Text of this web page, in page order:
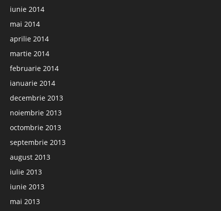
iunie 2014
mai 2014
aprilie 2014
martie 2014
februarie 2014
ianuarie 2014
decembrie 2013
noiembrie 2013
octombrie 2013
septembrie 2013
august 2013
iulie 2013
iunie 2013
mai 2013